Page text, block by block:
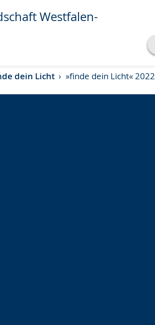
Westfalen-
dein Licht »finde dein Licht« 2022